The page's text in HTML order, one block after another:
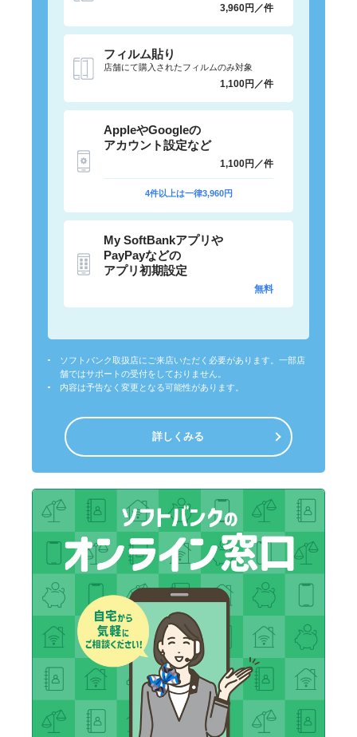
3,960円／件
フィルム貼り
店舗にて購入されたフィルムのみ対象
1,100円／件
AppleやGoogleの
アカウント設定など
1,100円／件
4件以上は一律3,960円
My SoftBankアプリや
PayPayなどの
アプリ初期設定
無料
ソフトバンク取扱店にご来店いただく必要があります。一部店
舗ではサポートの受付をしておりません。
内容は予告なく変更となる可能性があります。
詳しくみる